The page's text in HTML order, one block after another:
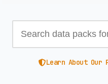
Learn About